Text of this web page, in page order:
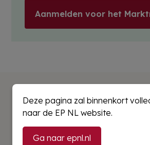
Aanmelden voor het
Deze pagina zal binnenkort
naar de EP NL website.
Ga naar epnl.nl